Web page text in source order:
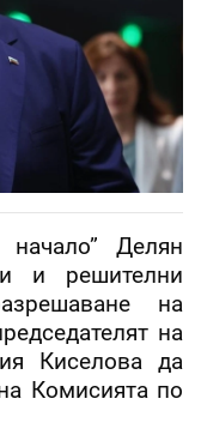
Делян
и решителни
на
на
Киселова да
Комисията по